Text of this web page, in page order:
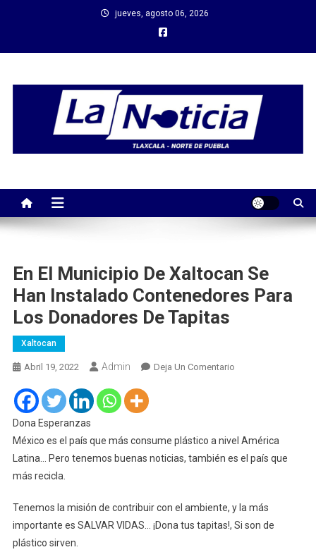
jueves, agosto 06, 2026
En El Municipio De Xaltocan Se
Han Instalado Contenedores Para
Los Donadores De Tapitas
Xaltocan
Abril 19, 2022 Admin Deja Un ComentarioEn
Xaltocan
Se
Contenedores
Para
Dona Esperanzas
México es el país que más consume plástico a nivel América
Latina… Pero tenemos buenas noticias, también es el país que
más recicla.
Tenemos la misión de contribuir con el ambiente, y la más
importante es SALVAR VIDAS… ¡Dona tus tapitas!, Si son de
plástico sirven.